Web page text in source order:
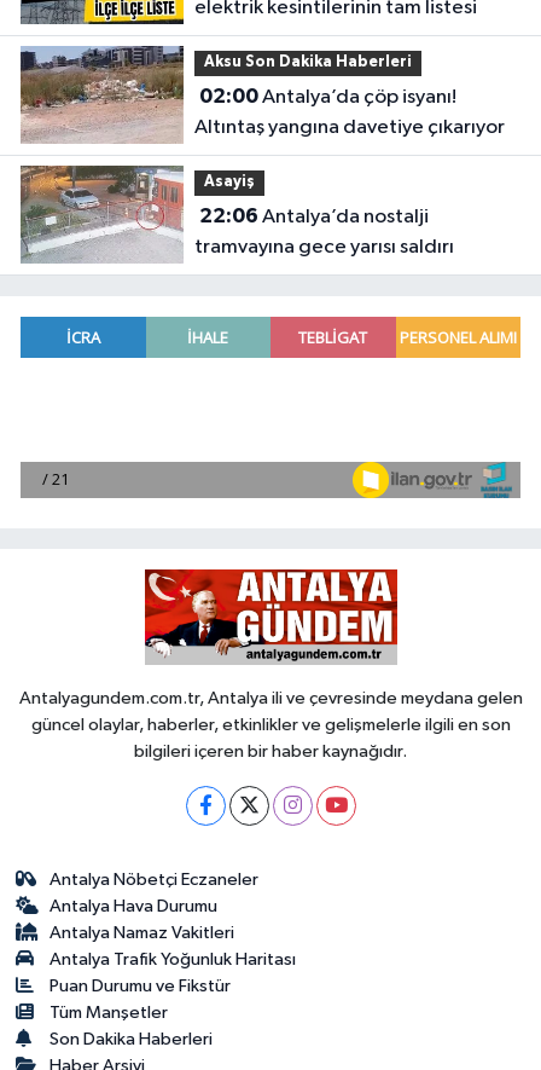
elektrik kesintilerinin tam listesi
Aksu Son Dakika Haberleri
02:00Antalya’da çöp isyanı!
Altıntaş yangına davetiye çıkarıyor
Asayiş
22:06
tramvayına gece yarısı saldırı
Antalyagundem.com.tr, Antalya ili ve çevresinde meydana gelen
güncel olaylar, haberler, etkinlikler ve gelişmelerle ilgili en son
bilgileri içeren bir haber kaynağıdır.
Antalya Nöbetçi Eczaneler
Antalya Hava Durumu
Antalya Namaz Vakitleri
Antalya Trafik Yoğunluk Haritası
Puan Durumu ve Fikstür
Tüm Manşetler
Son Dakika Haberleri
Haber Arşivi